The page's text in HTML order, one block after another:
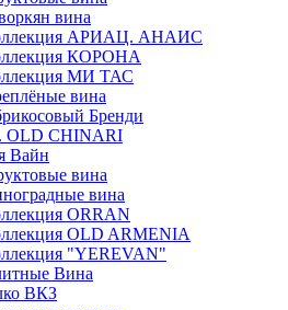
вина
АРИАЦ. АНАИС
КОРОНА
МИ ТАС
вина
Бренди
OLD CHINARI
Вайн
вина
вина
ORRAN
OLD ARMENIA
"YEREVAN"
Вина
ВКЗ